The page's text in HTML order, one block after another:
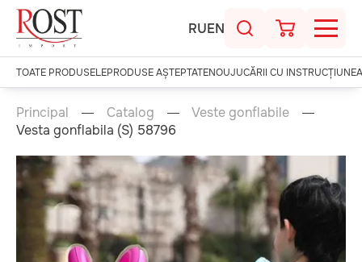
RUEN
TOATE PRODUSELEPRODUSE AȘTEPTATENOUJUCĂRII CU
Principal Catalog
Veste gonflabile
Vesta gonflabila (S) 58796